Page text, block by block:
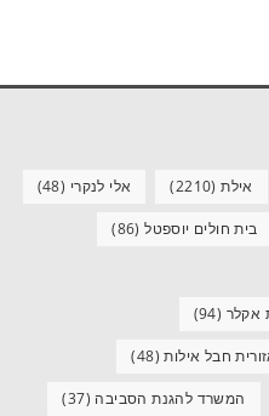
אילת(2210) אלי לנקרי (48)
בית חולים יוספטל(86)
אקלר (94)
חבל אילות(48)
המשרד להגנת הסביבה (37)